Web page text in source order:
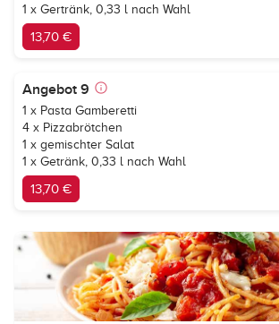
1 x Gertränk, 0,33 l nach Wahl
13,70 €
Angebot 9
1 x Pasta Gamberetti
4 x Pizzabrötchen
1 x gemischter Salat
1 x Getränk, 0,33 l nach Wahl
13,70 €